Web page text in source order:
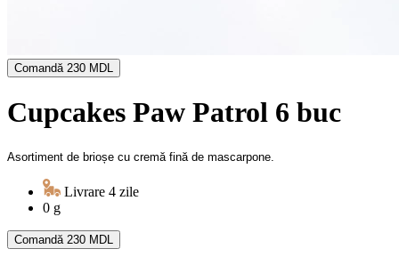
Comandă 230 MDL
Cupcakes Paw Patrol 6 buc
Asortiment de brioșe cu cremă fină de mascarpone.
Livrare 4 zile
0 g
Comandă 230 MDL